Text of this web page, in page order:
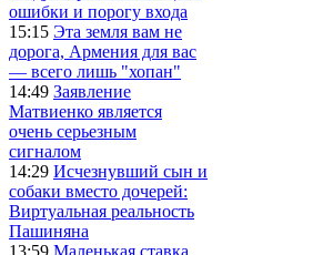
ошибки и порогу входа
15:15 Эта земля вам не
дорога, Армения для вас
— всего лишь "хопан"
14:49 Заявление
Матвиенко является
очень серьезным
сигналом
14:29 Исчезнувший сын и
собаки вместо дочерей:
Виртуальная реальность
Пашиняна
13:59 Маленькая ставка